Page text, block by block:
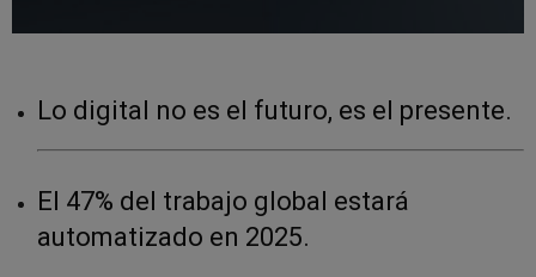
Lo digital no es el futuro, es el presente.
El 47% del trabajo global estará
automatizado en 2025.